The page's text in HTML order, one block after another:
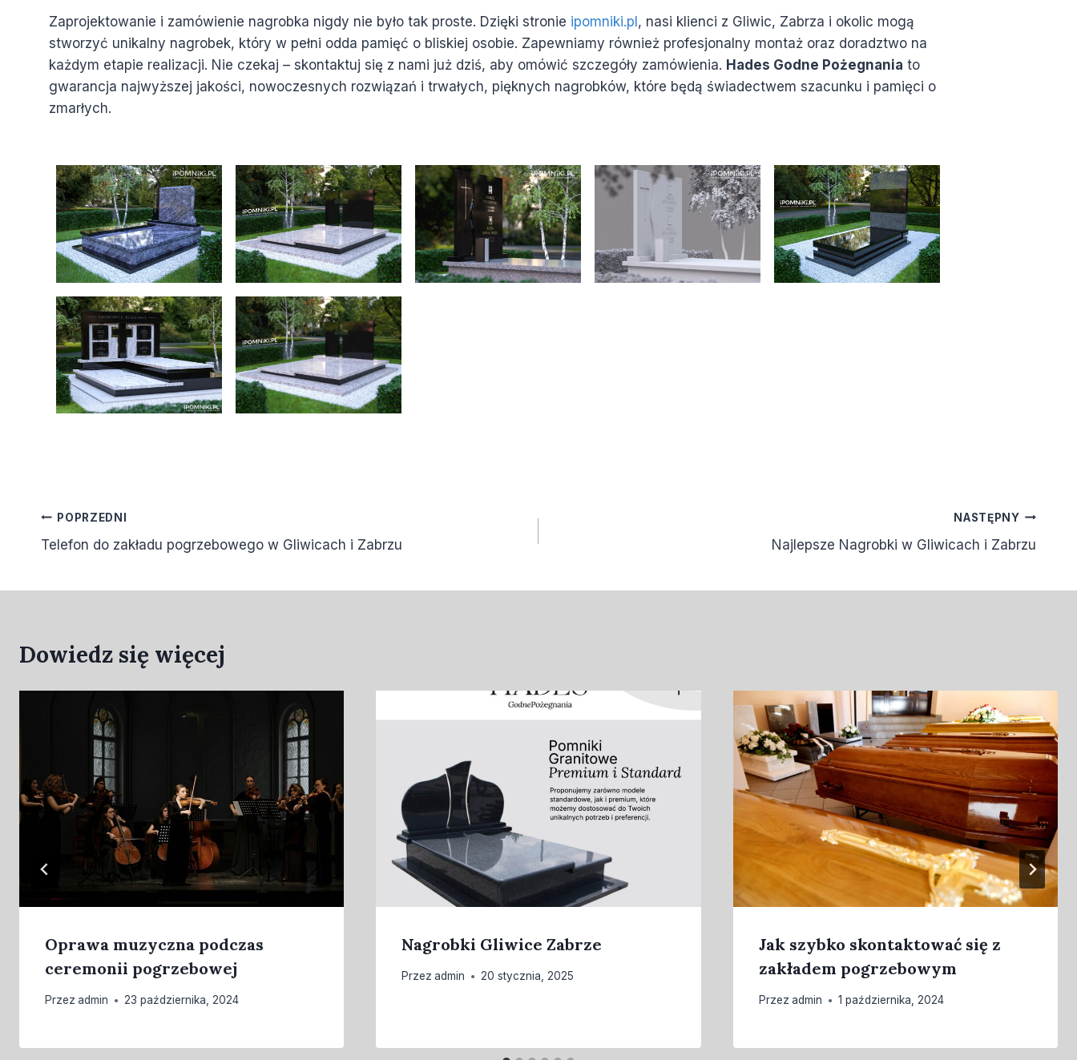
Zaprojektowanie i zamówienie nagrobka nigdy nie było tak proste. Dzięki stronie ipomniki.pl, nasi klienci z Gliwic, Zabrza i okolic mogą
stworzyć unikalny nagrobek, który w pełni odda pamięć o bliskiej osobie. Zapewniamy również profesjonalny montaż oraz doradztwo na
każdym etapie realizacji. Nie czekaj – skontaktuj się z nami już dziś, aby omówić szczegóły zamówienia. Hades Godne Pożegnania to
gwarancja najwyższej jakości, nowoczesnych rozwiązań i trwałych, pięknych nagrobków, które będą świadectwem szacunku i pamięci o
zmarłych.
POPRZEDNI
Telefon do zakładu pogrzebowego w Gliwicach i Zabrzu
NASTĘPNY
Najlepsze Nagrobki w Gliwicach i Zabrzu
Dowiedz się więcej
Oprawa muzyczna podczas
ceremonii pogrzebowej
Przez admin 23 października, 2024
Nagrobki Gliwice Zabrze
Przez admin 20 stycznia, 2025
Jak szybko skontaktować się z
zakładem pogrzebowym
Przez admin 1 października, 2024